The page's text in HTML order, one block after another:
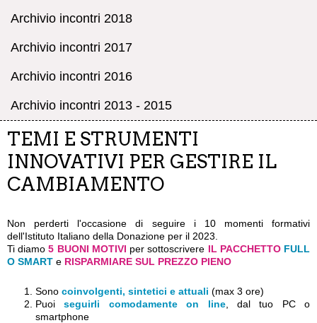
Archivio incontri 2018
Archivio incontri 2017
Archivio incontri 2016
Archivio incontri 2013 - 2015
TEMI E STRUMENTI
INNOVATIVI PER GESTIRE IL
CAMBIAMENTO
Non perderti l'occasione di seguire i 10 momenti formativi
dell'Istituto Italiano della Donazione per il 2023.
Ti diamo5 BUONI MOTIVI per sottoscrivere IL PACCHETTO FULL
O SMART e RISPARMIARE SUL PREZZO PIENO
Sono coinvolgenti, sintetici e attuali (max 3 ore)
Puoiseguirli comodamente on line, dal tuo PC o
smartphone